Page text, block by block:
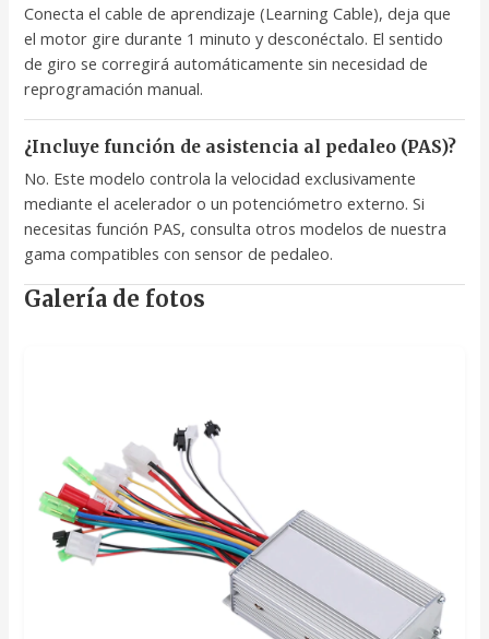
Conecta el cable de aprendizaje (Learning Cable), deja que
el motor gire durante 1 minuto y desconéctalo. El sentido
de giro se corregirá automáticamente sin necesidad de
reprogramación manual.
¿Incluye función de asistencia al pedaleo (PAS)?
No. Este modelo controla la velocidad exclusivamente
mediante el acelerador o un potenciómetro externo. Si
necesitas función PAS, consulta otros modelos de nuestra
gama compatibles con sensor de pedaleo.
Galería de fotos